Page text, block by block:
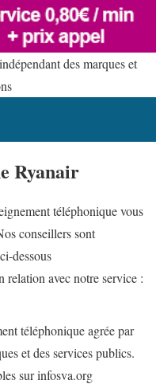
des marques et
Ryanair
téléphonique vous
conseillers sont
dessous
relation avec notre service :
téléphonique agrée par
et des services publics.
sur infosva.org